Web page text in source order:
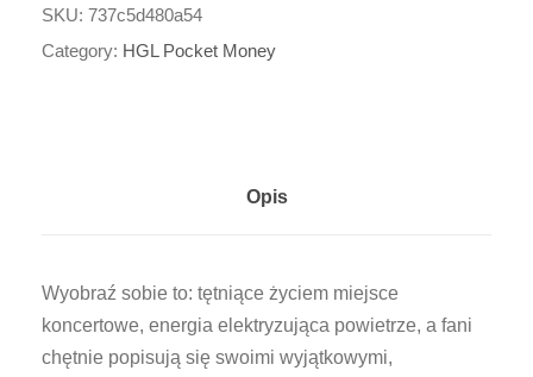
ś
ć
B
R
A
SKU: 737c5d480a54
Category: HGL Pocket Money
Opis
Wyobraź sobie to: tętniące życiem miejsce
koncertowe, energia elektryzująca powietrze, a fani
chętnie popisują się swoimi wyjątkowymi,